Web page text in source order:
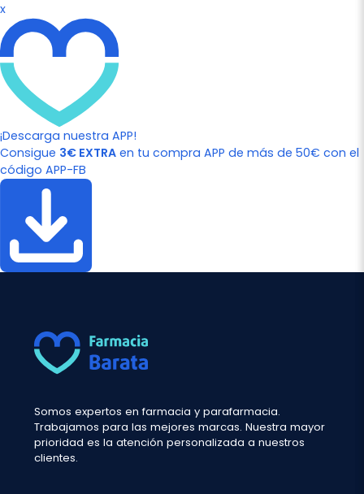
x
¡Descarga nuestra APP!
Consigue 3€ EXTRA en tu compra APP de más de 50€ con el
código APP-FB
Somos expertos en farmacia y parafarmacia.
Trabajamos para las mejores marcas. Nuestra mayor
prioridad es la atención personalizada a nuestros
clientes.